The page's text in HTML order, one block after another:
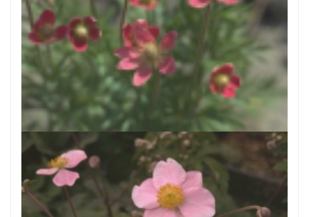
Anemoon
Anemone x lesseri